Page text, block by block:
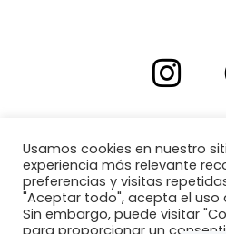
Usamos cookies en nuestro
experiencia más relevante
preferencias y visitas
"Aceptar todo", acepta el uso
Sin embargo, puede visitar
para proporcionar un